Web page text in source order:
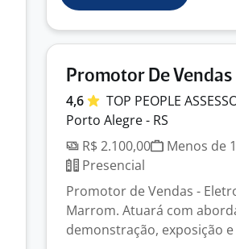
Promotor De Vendas
4,6 TOP PEOPLE
Porto Alegre - RS
R$ 2.100,00
Menos de
Presencial
Promotor de Vendas -
Marrom. Atuará com
demonstração, exposição e